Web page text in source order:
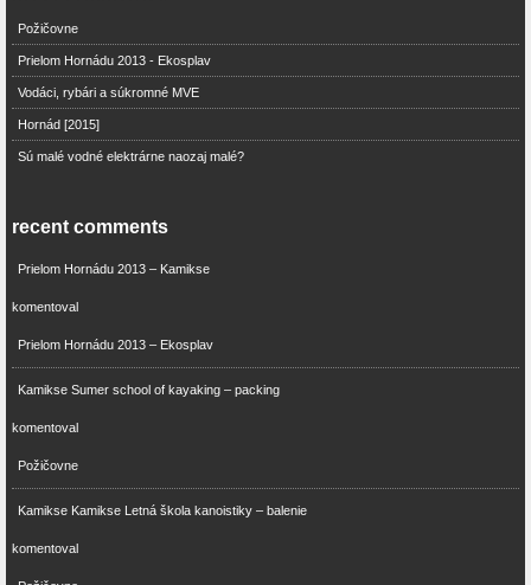
Požičovne
Prielom Hornádu 2013 - Ekosplav
Vodáci, rybári a súkromné MVE
Hornád [2015]
Sú malé vodné elektrárne naozaj malé?
recent comments
Prielom Hornádu 2013 – Kamikse
komentoval
Prielom Hornádu 2013 – Ekosplav
Kamikse Sumer school of kayaking – packing
komentoval
Požičovne
Kamikse Kamikse Letná škola kanoistiky – balenie
komentoval